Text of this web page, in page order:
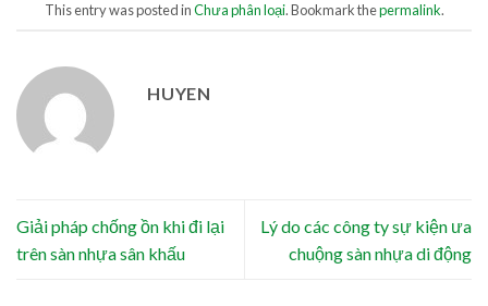
This entry was posted inChưa phân loại. Bookmark thepermalink.
HUYEN
Giải pháp chống ồn khi đi lại
trên sàn nhựa sân khấu
Lý do các công ty sự kiện ưa
chuộng sàn nhựa di động